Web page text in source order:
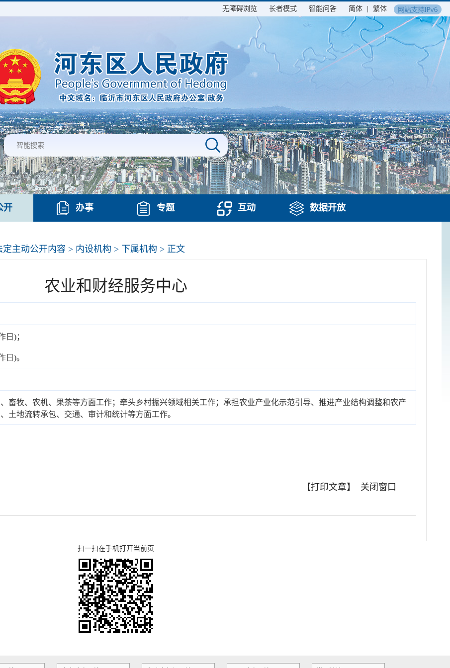
无障碍浏览 长者模式 智能问答 简体 繁体
开 办事 专题 互动 数据开放
定主动公开内容 > 内设机构 > 下属机构 > 正文
农业和财经服务中心
日)；
日)。
畜牧、农机、果茶等方面工作；牵头乡村振兴领域相关工作；承担农业产业化示范引导、推进产业结构调整和农产
土地流转承包、交通、审计和统计等方面工作。
【打印文章】 关闭窗口
扫一扫在手机打开当前页